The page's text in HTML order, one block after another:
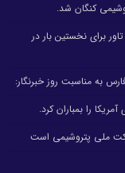
کنگان شد.
برای نخستین بار در
به مناسبت روز خبرنگار:
را بمباران کرد.
ملی پتروشیمی است